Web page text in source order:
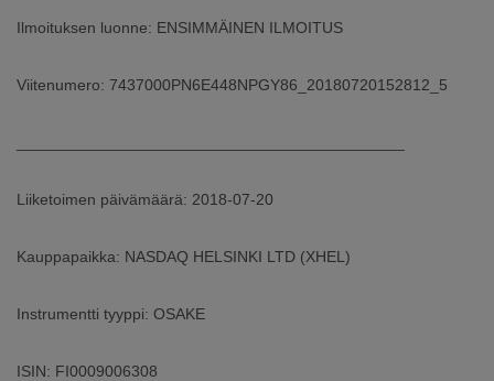
Ilmoituksen luonne: ENSIMMÄINEN ILMOITUS
Viitenumero: 7437000PN6E448NPGY86_20180720152812_5
Liiketoimen päivämäärä: 2018-07-20
Kauppapaikka: NASDAQ HELSINKI LTD (XHEL)
Instrumentti tyyppi: OSAKE
ISIN: FI0009006308